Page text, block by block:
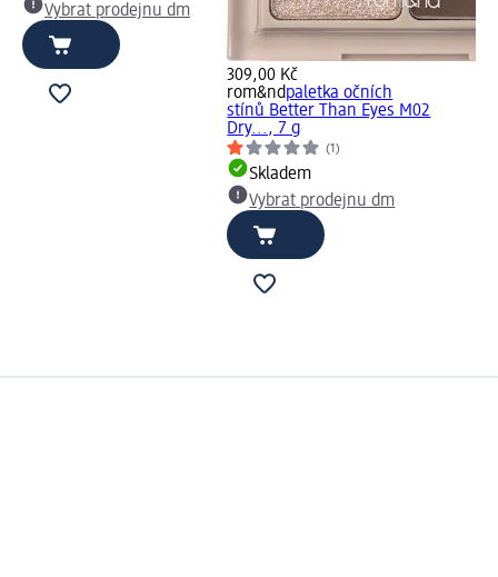
Vybrat prodejnu dm
309,00 Kč
rom&ndpaletka očních
stínů Better Than Eyes M02
Dry..., 7 g
(1)
Skladem
Vybrat prodejnu dm